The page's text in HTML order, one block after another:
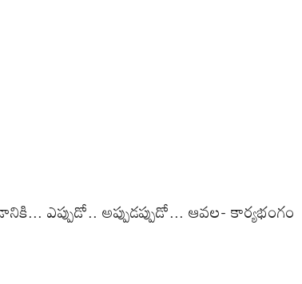
ఎప్పుడో.. అప్పుడప్పుడో... ఆవల- కార్యభంగం